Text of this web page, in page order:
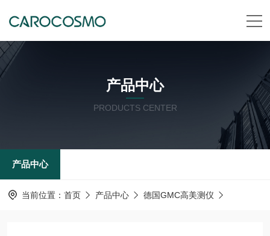
产品中心
PRODUCTS CENTER
产品中心
当前位置： 首页 产品中心 德国GMC高美测仪